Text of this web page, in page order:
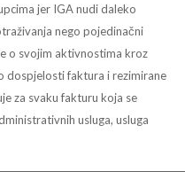
jer IGA nudi daleko
nego pojedinačni
o svojim aktivnostima kroz
dospjelosti faktura i rezimirane
za svaku fakturu koja se
usluga, usluga